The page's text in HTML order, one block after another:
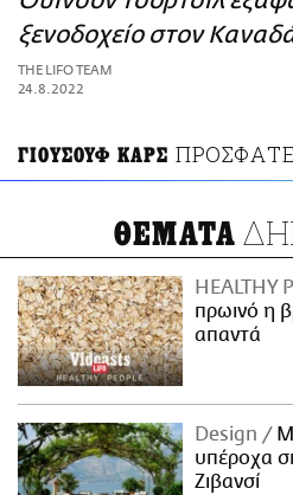
ΑΜΠΑ
PRINT
ξενοδοχείο στον
THE LIFO TEAM
24.8.2022
ΓΙΟΥΣΟΥΦ ΚΑΡΣ
ΘΕΜΑΤΑ
HEALTHY
πρωινό η
απαντά
Design
υπέροχα
Ζιβανσί